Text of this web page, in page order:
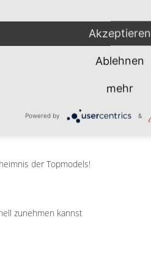
nicht ignorieren solltest
der Topmodels!
zunehmen kannst
Akzeptieren
Ablehnen
mehr
Powered by &